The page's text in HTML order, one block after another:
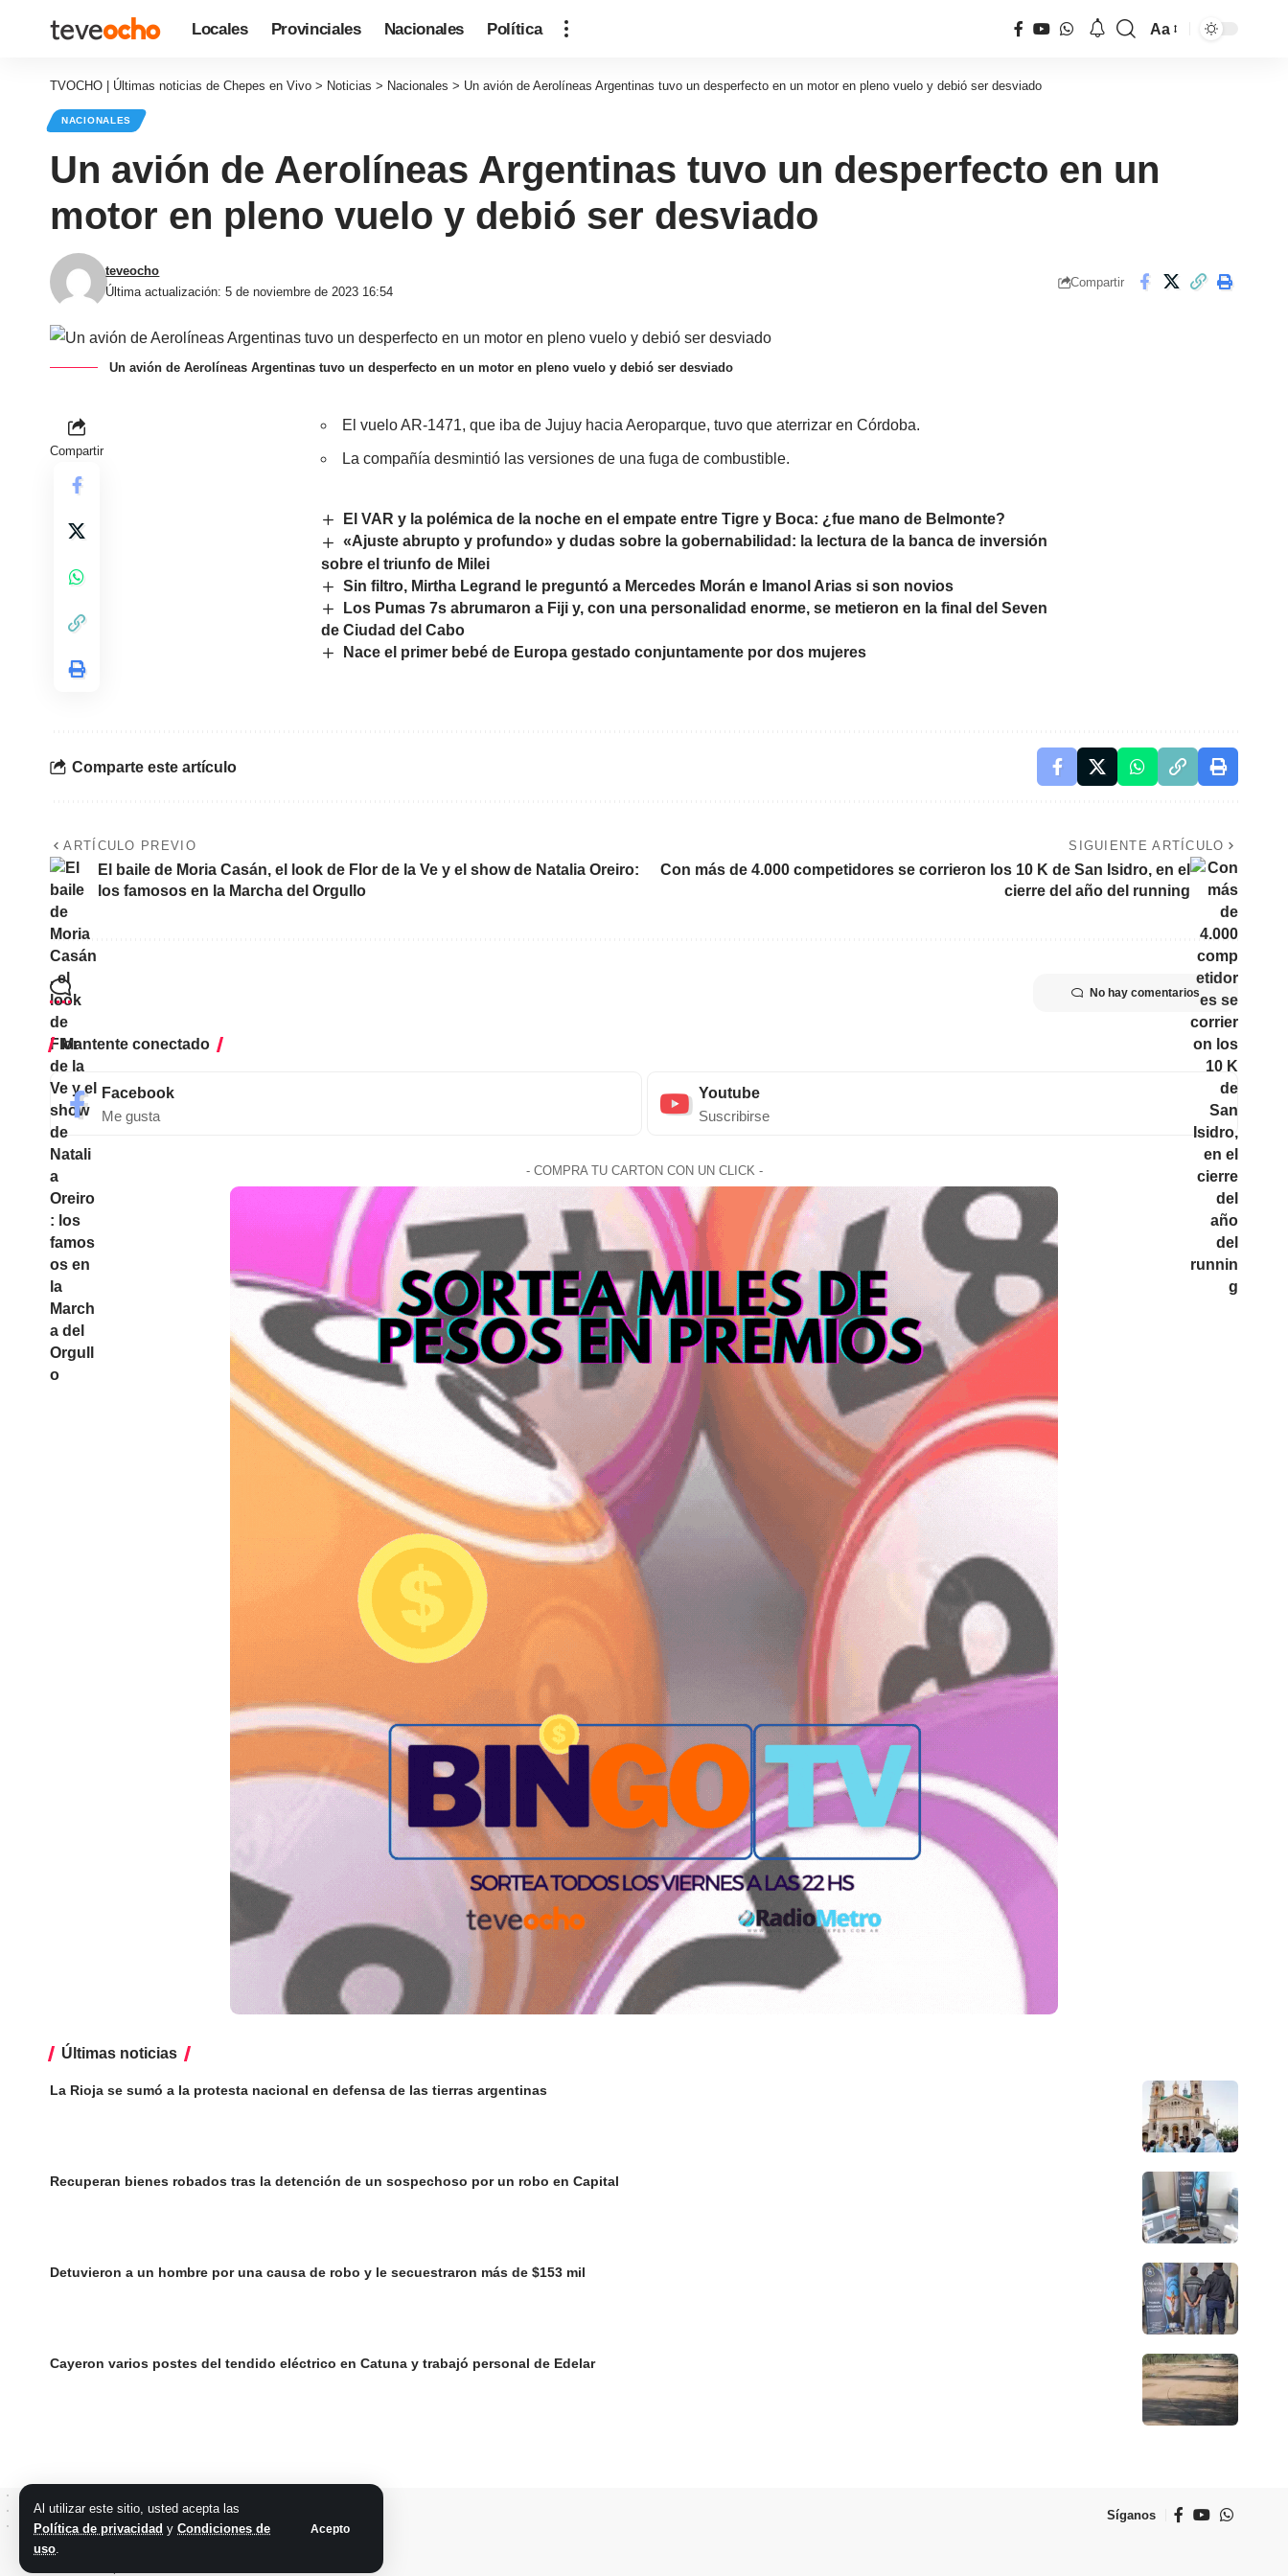
Al utilizar este sitio, usted acepta las
Política de privacidad y Condiciones de
uso.
Acepto
Locales Provinciales Nacionales Política Aa
TVOCHO | Últimas noticias de Chepes en Vivo > Noticias > Nacionales > Un avión de Aerolíneas Argentinas tuvo un desperfecto en un motor en pleno vuelo y debió ser desviado
NACIONALES
Un avión de Aerolíneas Argentinas tuvo un desperfecto en un
motor en pleno vuelo y debió ser desviado
Última actualización: 5 de noviembre de 2023 16:54
teveocho
Compartir
Un avión de Aerolíneas Argentinas tuvo un desperfecto en un motor en pleno vuelo y debió ser desviado
Compartir
El vuelo AR-1471, que iba de Jujuy hacia Aeroparque, tuvo que aterrizar en Córdoba.
La compañía desmintió las versiones de una fuga de combustible.
El VAR y la polémica de la noche en el empate entre Tigre y Boca: ¿fue mano de Belmonte?
«Ajuste abrupto y profundo» y dudas sobre la gobernabilidad: la lectura de la banca de inversión
sobre el triunfo de Milei
Sin filtro, Mirtha Legrand le preguntó a Mercedes Morán e Imanol Arias si son novios
Los Pumas 7s abrumaron a Fiji y, con una personalidad enorme, se metieron en la final del Seven
de Ciudad del Cabo
Nace el primer bebé de Europa gestado conjuntamente por dos mujeres
Comparte este artículo
ARTÍCULO PREVIO
El baile de Moria Casán, el look de Flor de la Ve y el show de Natalia Oreiro:
los famosos en la Marcha del Orgullo
SIGUIENTE ARTÍCULO
Con más de 4.000 competidores se corrieron los 10 K de San Isidro, en el
cierre del año del running
No hay comentarios
Mantente conectado
Facebook
Me gusta
Youtube
Suscribirse
- COMPRA TU CARTON CON UN CLICK -
Últimas noticias
La Rioja se sumó a la protesta nacional en defensa de las tierras argentinas
Recuperan bienes robados tras la detención de un sospechoso por un robo en Capital
Detuvieron a un hombre por una causa de robo y le secuestraron más de $153 mil
Cayeron varios postes del tendido eléctrico en Catuna y trabajó personal de Edelar
Síganos